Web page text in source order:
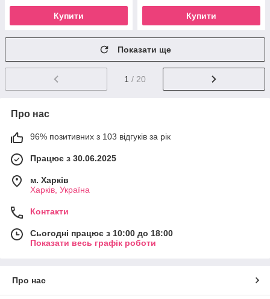
Купити Купити
Показати ще
1 / 20
Про нас
96% позитивних з 103 відгуків за рік
Працює з 30.06.2025
м. Харків
Харків, Україна
Контакти
Сьогодні працює з 10:00 до 18:00
Показати весь графік роботи
Про нас